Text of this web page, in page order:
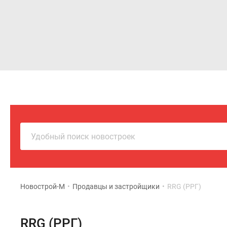
Удобный поиск новостроек
Новострой-М • Продавцы и застройщики • RRG (РРГ)
RRG (РРГ)